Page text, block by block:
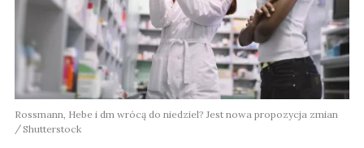
Rossmann, Hebe i dm wrócą do niedziel? Jest nowa propozycja zmian
Shutterstock